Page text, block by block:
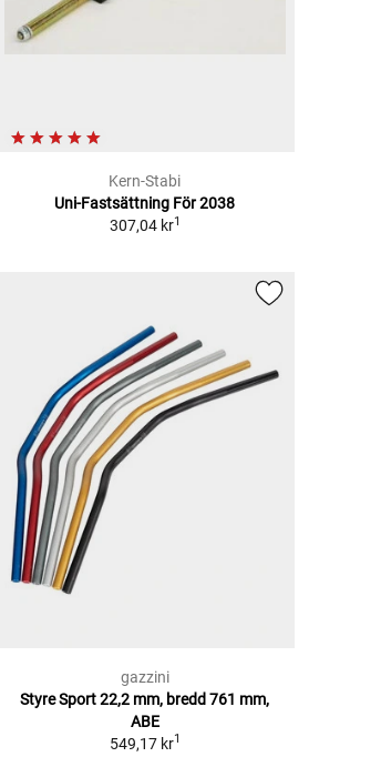
Kern-Stabi
Uni-Fastsättning För 2038
307,04 kr1
gazzini
Styre Sport 22,2 mm, bredd 761 mm,
ABE
549,17 kr1